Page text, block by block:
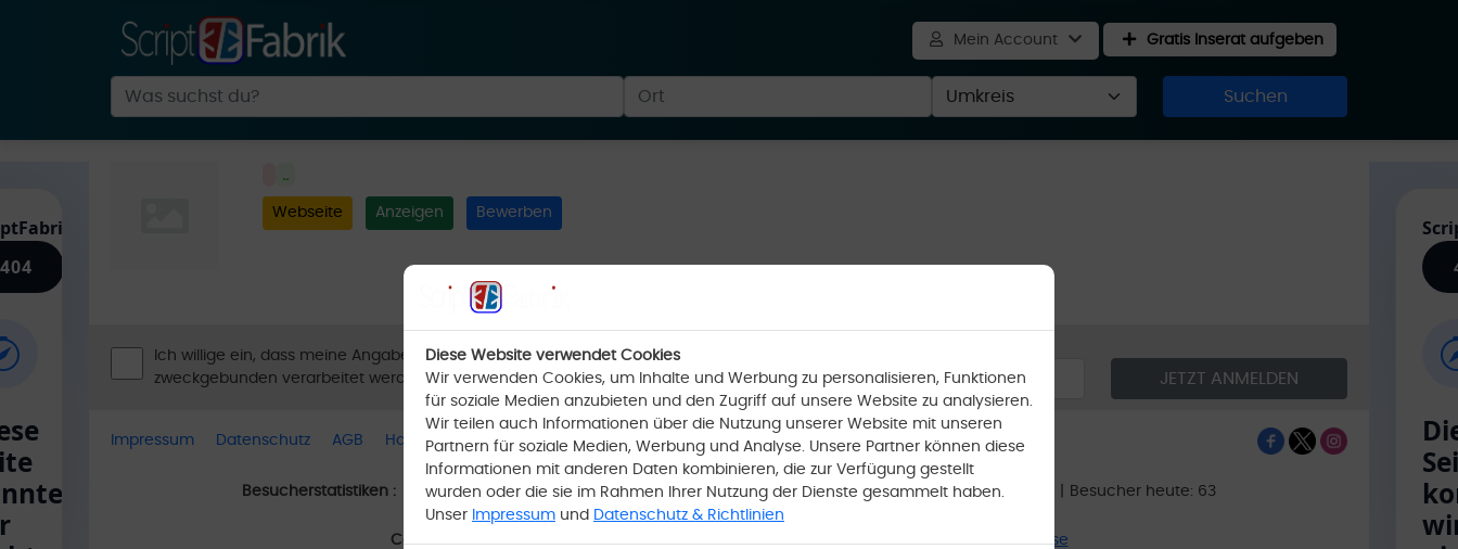
Mein Account Gratis Inserat aufgeben
Suchen
..
Webseite Anzeigen Bewerben
Ich willige ein, dass meine Angaben laut Datenschutzerklärung
zweckgebunden verarbeitet werden.
Impressum Datenschutz AGB Handyshop Hilfe Support kontaktieren Sitemap Events
Besucherstatistiken : Seit dem: 20.03.2023 | Seitenaufrufe: 14774565 | Besucher: 394094 | Aufrufe heute: 125 Besucher heute: 63
Copyright(c) 2024 by Scriptfabrik | all rights reserved - Script:Anzeigenmarkt V11 Enterprise
Diese Website verwendet Cookies
Wir verwenden Cookies, um Inhalte und Werbung zu personalisieren, Funktionen
für soziale Medien anzubieten und den Zugriff auf unsere Website zu analysieren.
Wir teilen auch Informationen über die Nutzung unserer Website mit unseren
Partnern für soziale Medien, Werbung und Analyse. Unsere Partner können diese
Informationen mit anderen Daten kombinieren, die zur Verfügung gestellt
wurden oder die sie im Rahmen Ihrer Nutzung der Dienste gesammelt haben.
Unser Impressum und Datenschutz & Richtlinien